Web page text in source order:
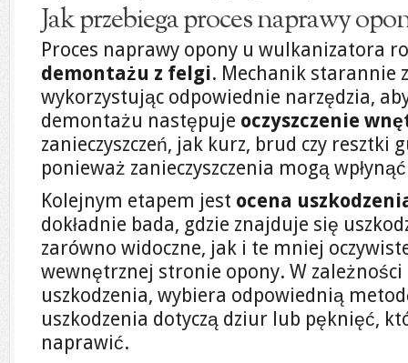
Jak przebiega proces naprawy
Proces naprawy opony u wulkanizatora
demontażu z felgi. Mechanik starannie
wykorzystując odpowiednie narzędzia,
demontażu następuje oczyszczenie
zanieczyszczeń, jak kurz, brud czy resztki
ponieważ zanieczyszczenia mogą
Kolejnym etapem jest ocena
dokładnie bada, gdzie znajduje się
zarówno widoczne, jak i te mniej
wewnętrznej stronie opony. W
uszkodzenia, wybiera odpowiednią
uszkodzenia dotyczą dziur lub pęknięć,
naprawić.